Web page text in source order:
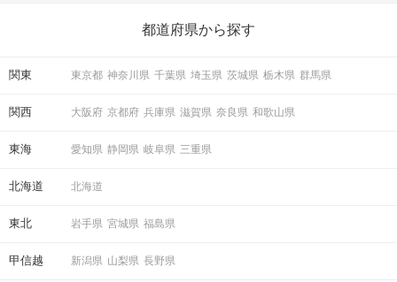
の楽しいことアイデアを集めました♪ いままさに楽しいことを探し
都道府県から探す
関東 東京都 神奈川県 千葉県 埼玉県 茨城県 栃木県 群馬県
関西 大阪府 京都府 兵庫県 滋賀県 奈良県 和歌山県
東海 愛知県 静岡県 岐阜県 三重県
北海道 北海道
東北 岩手県 宮城県 福島県
甲信越 新潟県 山梨県 長野県